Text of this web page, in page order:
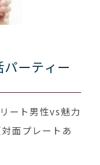
ーティー
ート男性vs魅力
面プレートあ